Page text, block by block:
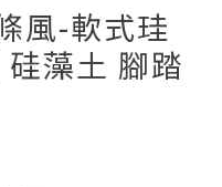
風-軟式珪
藻土 腳踏